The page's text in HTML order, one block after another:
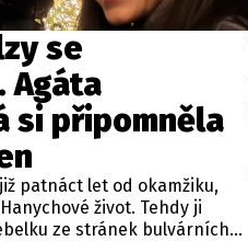
se
Agáta
si připomněla
patnáct let od okamžiku,
život. Tehdy ji
ze stránek bulvárních